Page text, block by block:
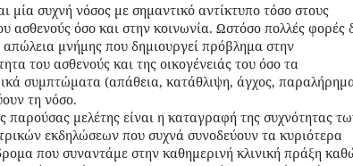
μία συχνή νόσος με σημαντικό αντίκτυπο τόσο στους
ασθενούς όσο και στην κοινωνία. Ωστόσο πολλές φορές
απώλεια μνήμης που δημιουργεί πρόβλημα στην
του ασθενούς και της οικογένειάς του όσο τα
συμπτώματα (απάθεια, κατάθλιψη, άγχος,
τη νόσο.
παρούσας μελέτης είναι η καταγραφή της συχνότητας
εκδηλώσεων που συχνά συνοδεύουν τα κυριότερα
που συναντάμε στην καθημερινή κλινική πράξη